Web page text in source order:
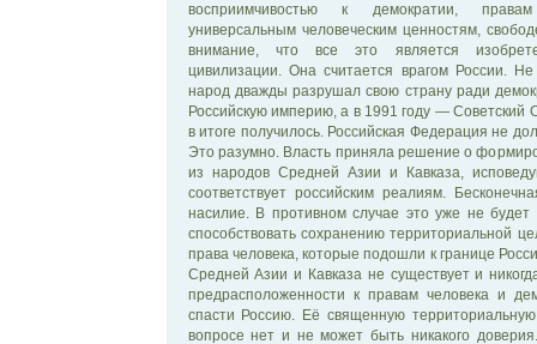
восприимчивостью к демократии,
универсальным человеческим ценностям,
внимание, что все это является
цивилизации. Она считается врагом России.
народ дважды разрушал свою страну ради
Российскую империю, а в 1991 году — Советский
в итоге получилось. Российская Федерация не
Это разумно. Власть приняла решение о
из народов Средней Азии и Кавказа,
соответствует российским реалиям.
насилие. В противном случае это уже не
способствовать сохранению территориальной
права человека, которые подошли к границе
Средней Азии и Кавказа не существует и
предрасположенности к правам человека и
спасти Россию. Её священную
вопросе нет и не может быть никакого